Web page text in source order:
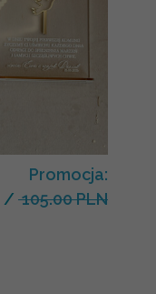
Promocja:
/ 105.00 PLN